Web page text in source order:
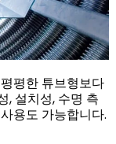
평한 튜브형보다
, 설치성, 수명 측
용도 가능합니다.